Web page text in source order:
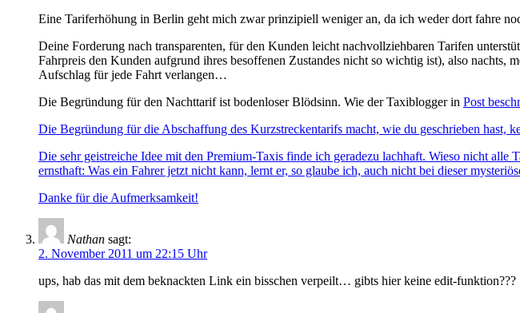
Eine Tariferhöhung in Berlin geht mich zwar prinzipiell weniger an, da ich weder dort fahre
Deine Forderung nach transparenten, für den Kunden leicht nachvollziehbaren Tarifen
Fahrpreis den Kunden aufgrund ihres besoffenen Zustandes nicht so wichtig ist), also
Aufschlag für jede Fahrt verlangen…
Die Begründung für den Nachttarif ist bodenloser Blödsinn. Wie der Taxiblogger in Post
Die Begründung für die Abschaffung des Kurzstreckentarifs macht, wie du geschrieben
Die sehr geistreiche Idee mit den Premium-Taxis finde ich geradezu lachhaft. Wieso nicht
ernsthaft: Was ein Fahrer jetzt nicht kann, lernt er, so glaube ich, auch nicht bei dieser
Danke für die Aufmerksamkeit!
Nathan sagt:
2. November 2011 um 22:15 Uhr
ups, hab das mit dem beknackten Link ein bisschen verpeilt… gibts hier keine edit-funktion???